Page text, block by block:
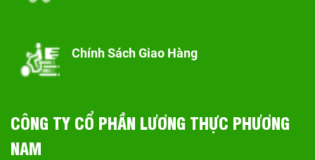
Chính Sách Giao Hàng
CÔNG TY CỔ PHẦN LƯƠNG THỰC PHƯƠNG
NAM